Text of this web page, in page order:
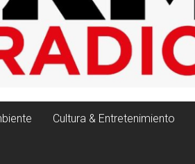
Cultura & Entretenimiento